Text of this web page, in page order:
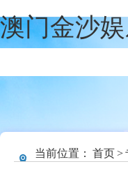
澳门金沙
当前位置： 首页>